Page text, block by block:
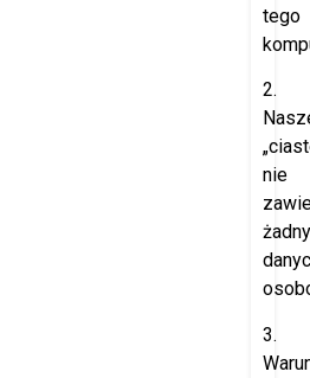
tego
2.
nie
3.